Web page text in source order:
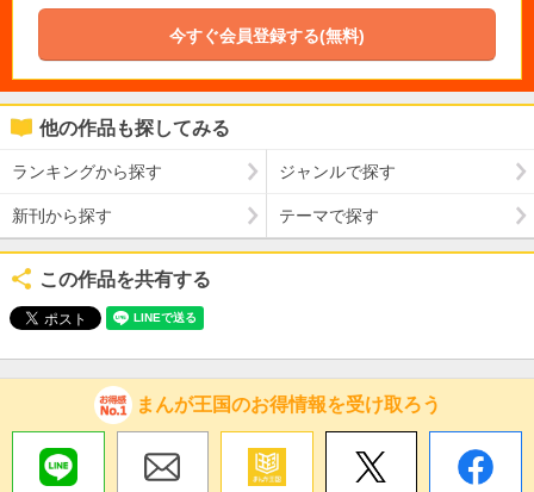
今すぐ会員登録する(無料)
他の作品も探してみる
ランキングから探す ジャンルで探す
新刊から探す テーマで探す
この作品を共有する
まんが王国のお得情報を受け取ろう